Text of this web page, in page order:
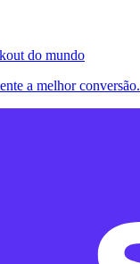
do mundo
a melhor conversão.